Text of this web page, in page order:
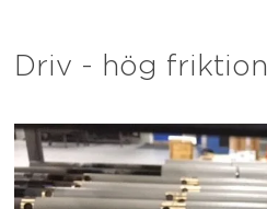
Driv - hög friktion